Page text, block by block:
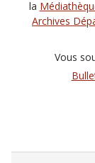
la
Archives
Vous